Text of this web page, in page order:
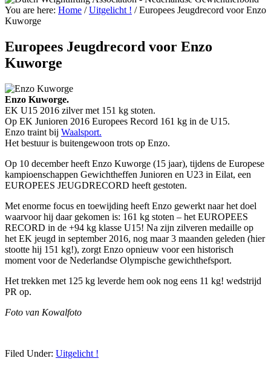
You are here: Home / Uitgelicht ! /Europees Jeugdrecord voor Enzo
Kuworge
Europees Jeugdrecord voor Enzo
Kuworge
Enzo Kuworge.
EK U15 2016 zilver met 151 kg stoten.
Op EK Junioren 2016 Europees Record 161 kg in de U15.
Enzo traint bij Waalsport.
Het bestuur is buitengewoon trots op Enzo.
Op 10 december heeft Enzo Kuworge (15 jaar), tijdens de Europese
kampioenschappen Gewichtheffen Junioren en U23 in Eilat, een
EUROPEES JEUGDRECORD heeft gestoten.
Met enorme focus en toewijding heeft Enzo gewerkt naar het doel
waarvoor hij daar gekomen is: 161 kg stoten – het EUROPEES
RECORD in de +94 kg klasse U15! Na zijn zilveren medaille op
het EK jeugd in september 2016, nog maar 3 maanden geleden (hier
stootte hij 151 kg!), zorgt Enzo opnieuw voor een historisch
moment voor de Nederlandse Olympische gewichthefsport.
Het trekken met 125 kg leverde hem ook nog eens 11 kg! wedstrijd
PR op.
Foto van Kowalfoto
Filed Under: Uitgelicht !